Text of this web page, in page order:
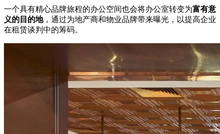
一个具有精心品牌旅程的办公空间也会将办公室转变为富有意
义的目的地，通过为地产商和物业品牌带来曝光，以提高企业
在租赁谈判中的筹码。